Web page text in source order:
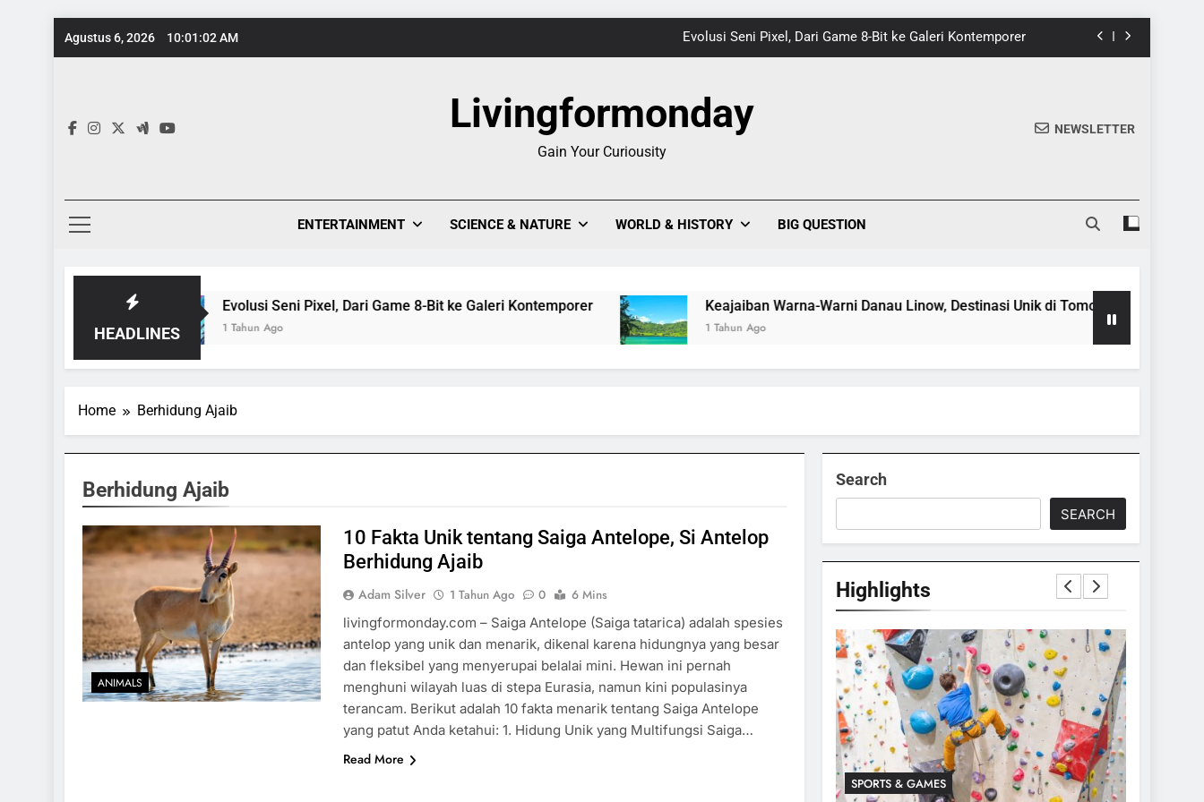
Agustus 6, 2026 10:01:02 AM Evolusi Seni Pixel, Dari Game 8-Bit ke Galeri Kontemporer
Keajaiban Warna-Warni Danau Linow, Destinasi Unik di Tomohon yang Wajib Dikunjungi
Livingformonday
Gain Your Curiousity
NEWSLETTER
ENTERTAINMENT SCIENCE & NATURE WORLD & HISTORY BIG QUESTION
HEADLINES
Evolusi Seni Pixel, Dari Game 8-Bit ke Galeri Kontemporer
1 Tahun Ago
Keajaiban Warna-Warni Danau Linow, Destinasi Unik di Tomohon yang Wajib
1 Tahun Ago
Home Berhidung Ajaib
Berhidung Ajaib
ANIMALS
10 Fakta Unik tentang Saiga Antelope, Si Antelop
Berhidung Ajaib
Adam Silver 1 Tahun Ago 0
6 Mins
livingformonday.com – Saiga Antelope (Saiga tatarica) adalah spesies
antelop yang unik dan menarik, dikenal karena hidungnya yang besar
dan fleksibel yang menyerupai belalai mini. Hewan ini pernah
menghuni wilayah luas di stepa Eurasia, namun kini populasinya
terancam. Berikut adalah 10 fakta menarik tentang Saiga Antelope
yang patut Anda ketahui: 1. Hidung Unik yang Multifungsi Saiga…
Read More
Search
SEARCH
Highlights
SPORTS & GAMES